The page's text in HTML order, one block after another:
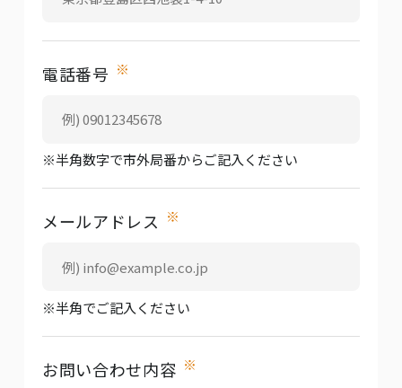
電話番号 ※
※半角数字で市外局番からご記入ください
メールアドレス ※
※半角でご記入ください
お問い合わせ内容 ※